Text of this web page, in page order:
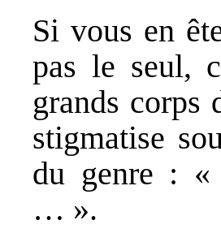
Si vous en
pas le seul,
grands corps
stigmatise
du genre : «
… ».